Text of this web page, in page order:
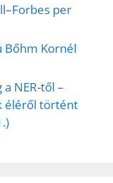
per
Bőhm Kornél
NER-től –
éléről történt